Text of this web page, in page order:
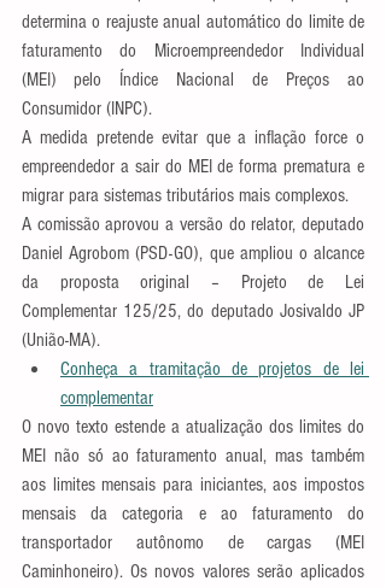
determina o reajuste anual automático do limite de
faturamento do Microempreendedor Individual
(MEI) pelo Índice Nacional de Preços ao
Consumidor (INPC).
A medida pretende evitar que a inflação force o
empreendedor a sair do MEI de forma prematura e
migrar para sistemas tributários mais complexos.
A comissão aprovou a versão do relator, deputado
Daniel Agrobom (PSD-GO), que ampliou o alcance
da proposta original – Projeto de Lei
Complementar 125/25, do deputado Josivaldo JP
(União-MA).
Conheça a tramitação de projetos de lei
complementar
O novo texto estende a atualização dos limites do
MEI não só ao faturamento anual, mas também
aos limites mensais para iniciantes, aos impostos
mensais da categoria e ao faturamento do
transportador autônomo de cargas (MEI
Caminhoneiro). Os novos valores serão aplicados